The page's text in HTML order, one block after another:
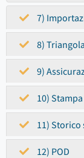
7)
8)
9)
10)
11)
12) POD